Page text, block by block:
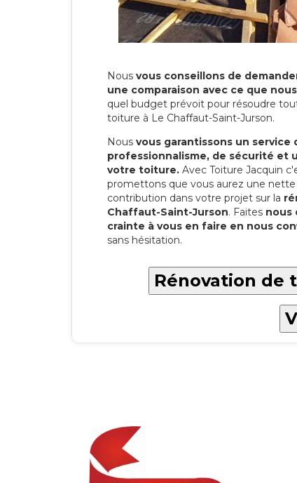
Nous vous conseillons de
une comparaison avec ce que
quel budget prévoit pour résoudre
toiture à Le Chaffaut-Saint-Jurson.
Nous vous garantissons un service
professionnalisme, de sécurité et
votre toiture. Avec Toiture Jacquin
promettons que vous aurez une
contribution dans votre projet sur la
Chaffaut-Saint-Jurson. Faites nous
crainte à vous en faire en nous
sans hésitation.
Rénovation de